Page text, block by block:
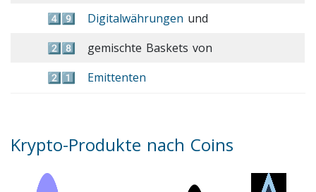
4️⃣9️⃣
Digitalwährungen und
2️⃣8️⃣
gemischte Baskets von
2️⃣1️⃣
Emittenten
Krypto-Produkte nach Coins